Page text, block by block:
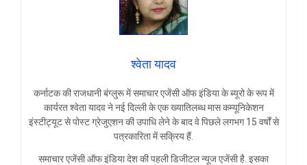
श्वेता यादव
कर्नाटक की राजधानी बंग्लुरू में समाचार एजेंसी ऑफ इंडिया के ब्यूरो के रूप में
कार्यरत श्वेता यादव ने नई दिल्ली के एक ख्यातिलब्ध मास कम्यूनिकेशन
इंस्टीट्यूट से पोस्ट ग्रेजुएशन की उपाधि लेने के बाद वे पिछले लगभग 15 वर्षों से
पत्रकारिता में सक्रिय हैं.
समाचार एजेंसी ऑफ इंडिया देश की पहली डिजीटल न्यूज एजेंसी है. इसका